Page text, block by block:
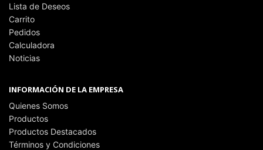
Lista de Deseos
Carrito
Pedidos
Calculadora
Noticias
INFORMACIÓN DE LA EMPRESA
Quienes Somos
Productos
Productos Destacados
Términos y Condiciones